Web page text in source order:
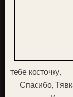
тебе косточку,
— Спасибо,